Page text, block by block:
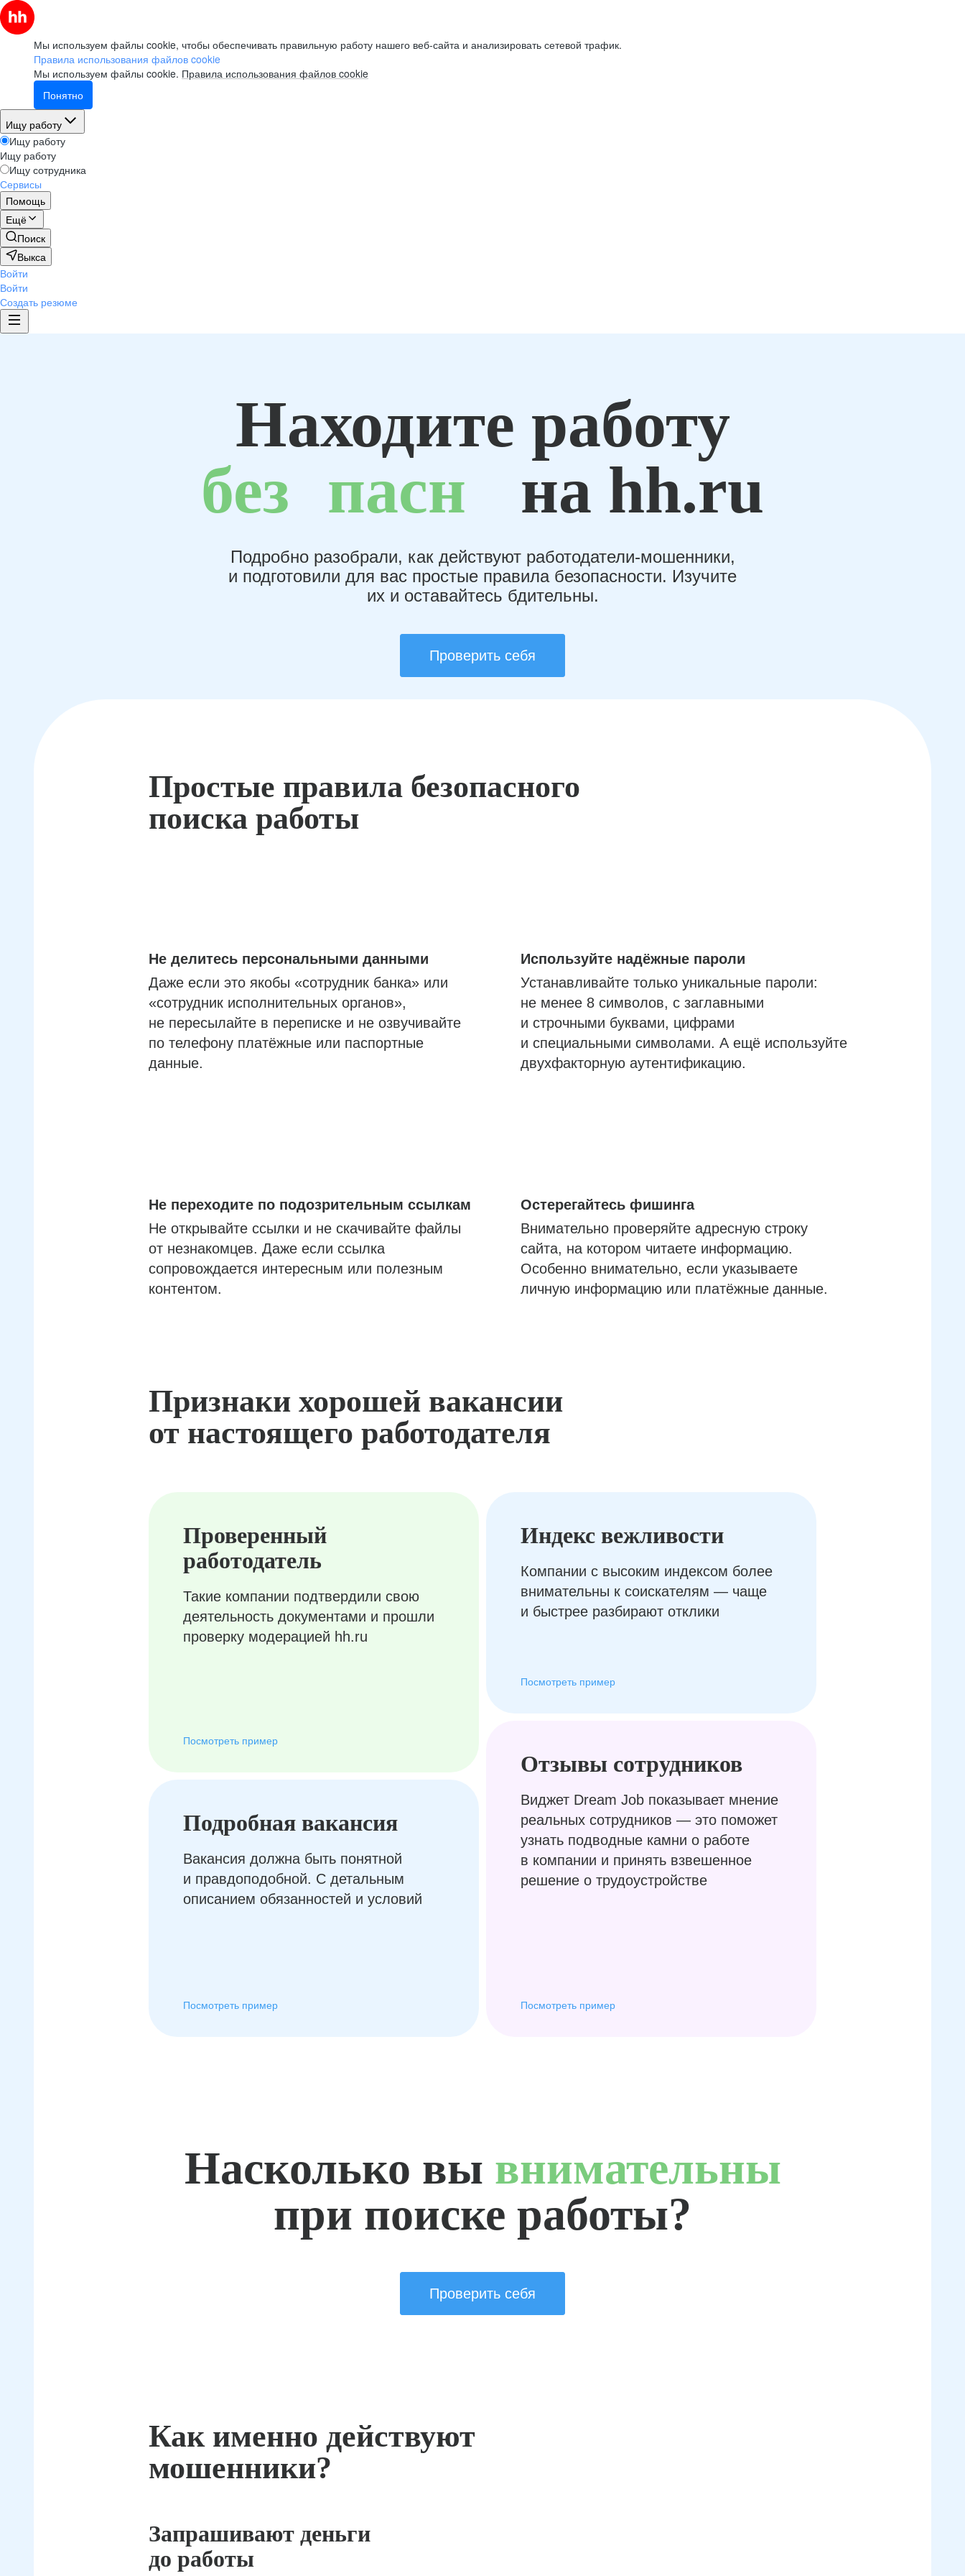
Мы используем файлы cookie, чтобы обеспечивать правильную работу нашего веб-сайта и анализировать сетевой трафик.
Правила использования файлов cookie
Мы используем файлы cookie. Правила использования файлов cookie
Понятно
Ищу работу
Ищу работу
Ищу работу
Ищу сотрудника
Сервисы
Помощь
Ещё
Поиск
Выкса
Войти
Войти
Создать резюме
Находите работу
без пасн на hh.ru
Подробно разобрали, как действуют работодатели-мошенники,
и подготовили для вас простые правила безопасности. Изучите
их и оставайтесь бдительны.
Проверить себя
Простые правила безопасного
поиска работы
Не делитесь персональными данными
Даже если это якобы «сотрудник банка» или
«сотрудник исполнительных органов»,
не пересылайте в переписке и не озвучивайте
по телефону платёжные или паспортные
данные.
Используйте надёжные пароли
Устанавливайте только уникальные пароли:
не менее 8 символов, с заглавными
и строчными буквами, цифрами
и специальными символами. А ещё используйте
двухфакторную аутентификацию.
Не переходите по подозрительным ссылкам
Не открывайте ссылки и не скачивайте файлы
от незнакомцев. Даже если ссылка
сопровождается интересным или полезным
контентом.
Остерегайтесь фишинга
Внимательно проверяйте адресную строку
сайта, на котором читаете информацию.
Особенно внимательно, если указываете
личную информацию или платёжные данные.
Признаки хорошей вакансии
от настоящего работодателя
Проверенный
работодатель
Такие компании подтвердили свою
деятельность документами и прошли
проверку модерацией hh.ru
Посмотреть пример
Подробная вакансия
Вакансия должна быть понятной
и правдоподобной. С детальным
описанием обязанностей и условий
Посмотреть пример
Отзывы сотрудников
Виджет Dream Job показывает мнение
реальных сотрудников — это поможет
узнать подводные камни о работе
в компании и принять взвешенное
решение о трудоустройстве
Посмотреть пример
Индекс вежливости
Компании с высоким индексом более
внимательны к соискателям — чаще
и быстрее разбирают отклики
Посмотреть пример
Насколько вы внимательны
при поиске работы?
Проверить себя
Как именно действуют
мошенники?
Запрашивают деньги
до работы